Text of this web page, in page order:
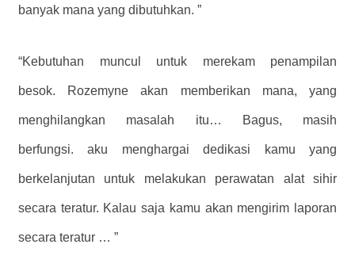
banyak mana yang dibutuhkan. ”
“Kebutuhan muncul untuk merekam penampilan
besok. Rozemyne ​​akan memberikan mana, yang
menghilangkan masalah itu… Bagus, masih
berfungsi. aku menghargai dedikasi kamu yang
berkelanjutan untuk melakukan perawatan alat sihir
secara teratur. Kalau saja kamu akan mengirim laporan
secara teratur … ”